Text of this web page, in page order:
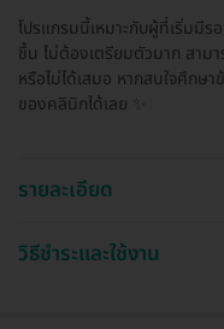
โปรแกรมนี้เหมาะกับผู้ที่เริ่มมี
ขึ้น ไม่ต้องเตรียมตัวมาก สาม
หรือไม่ได้เสมอ หากสนใจศึก
ของคลินิกได้เลย ✨
รายละเอียด
วิธีชำระและใช้งาน